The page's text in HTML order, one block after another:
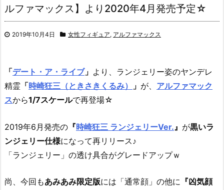
ルファマックス】より2020年4月発売予定☆
2019年10月4日 女性フィギュア, アルファマックス
「デート・ア・ライブ」 より、 ランジェリー姿のヤンデレ
精霊 「時崎狂三（ときさきくるみ） 」 が、 アルファマック
スから1/7スケールで再登場☆
2019年6月発売の 『時崎狂三 ランジェリーVer. 』 が黒いラ
ンジェリー仕様になって再リリース♪
「ランジェリー」の透け具合がグレードアップｗ
尚、今回もあみあみ限定版には「通常顔」の他に 『凶気顔